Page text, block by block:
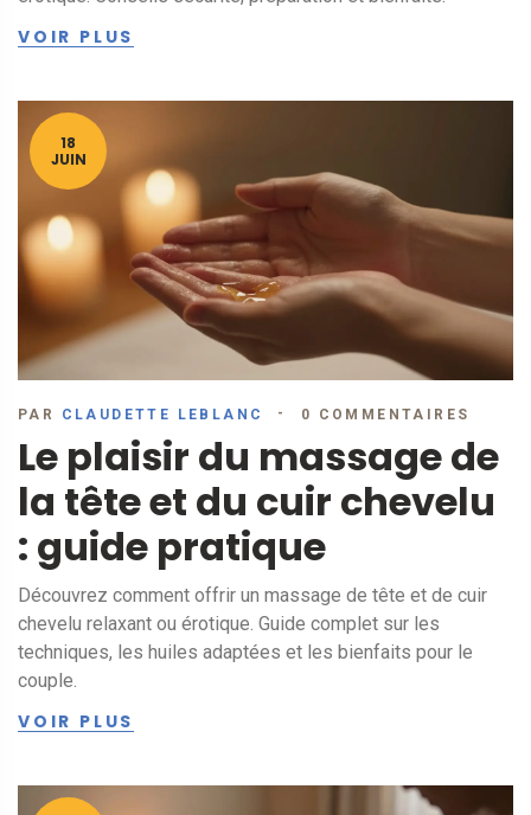
VOIR PLUS
18
JUIN
PAR CLAUDETTE LEBLANC 0 COMMENTAIRES
Le plaisir du massage de
la tête et du cuir chevelu
: guide pratique
Découvrez comment offrir un massage de tête et de cuir
chevelu relaxant ou érotique. Guide complet sur les
techniques, les huiles adaptées et les bienfaits pour le
couple.
VOIR PLUS